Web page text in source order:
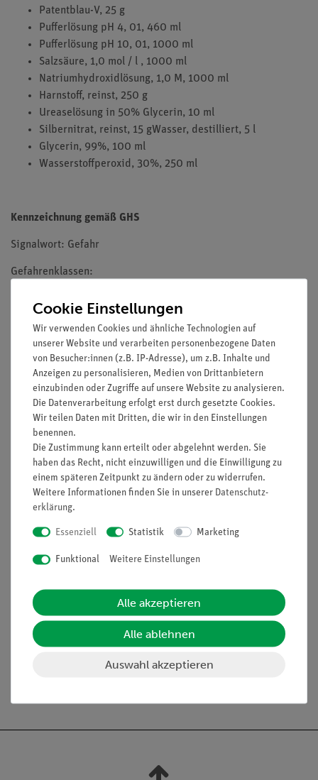
Patentblau-V, 25 g
Pufferlösung pH 4, 01, 460 ml
Pufferlösung pH 10, 01, 1000 ml
Salzsäure, 1,0 mol / l , 1000 ml
Natriumhydroxidlösung, 1,0 M, 1000 ml
Harnstoff, reinst, 250 g
Ureaselösung in 50% Glycerin, 10 ml
Silbernitrat, reinst, 15 gWasser, destilliert, 5 l
Glycerin, 99%, 100 ml
Wasserstoffperoxid, 30%, 250 ml
Kennzeichnung gemäß GHS
Signalwort: Gefahr
Gefahrenklassen:
3.1 (Akute Toxizität)
3.2 (Ätz-/Reizwirkung auf die Haut)
3.3 (Schwere Augenschädigung/ Augenreizung)
4.1 (Akut wassergefährdend, langfristig
wassergefährdend)
HINWEIS: Bitte beachten Sie, dass wir keine Chemikalien an
Privatpersonen verkaufen. Lt. ChemVerbotsV dürfen wir
Chemikalien nur an Wiederverkäufer, berufsmässige
Verwender und öffentliche Forschungs-, Untersuchungs- und
Lehranstalten abgeben.
Lieferumfang
Media / Downloads
Cookie Einstellungen
Wir verwenden Cookies und ähnliche Technologien auf
unserer Website und verarbeiten personenbezogene Daten
von Besucher:innen (z.B. IP-Adresse), um z.B. Inhalte und
Anzeigen zu personalisieren, Medien von Drittanbietern
einzubinden oder Zugriffe auf unsere Website zu analysieren.
Die Datenverarbeitung erfolgt erst durch gesetzte Cookies.
Wir teilen Daten mit Dritten, die wir in den Einstellungen
benennen.
Die Zustimmung kann erteilt oder abgelehnt werden. Sie
haben das Recht, nicht einzuwilligen und die Einwilligung zu
einem späteren Zeitpunkt zu ändern oder zu widerrufen.
Weitere Informationen finden Sie in unserer Daten­schutz­
erklärung.
Essenziell Statistik Marketing
Funktional Weitere Einstellungen
Alle akzeptieren
Alle ablehnen
Auswahl akzeptieren